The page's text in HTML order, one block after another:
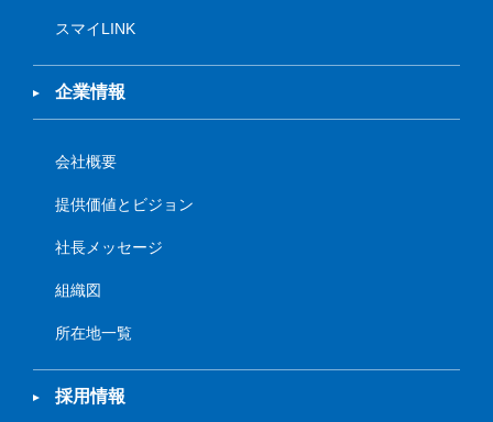
スマイLINK
企業情報
会社概要
提供価値とビジョン
社長メッセージ
組織図
所在地一覧
採用情報